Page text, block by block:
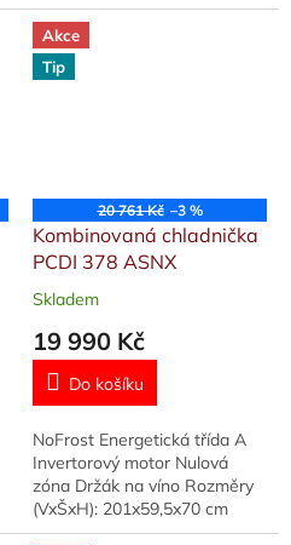
Spotřebič je
v Nofrost provedení s
nejoblíbenějšími...
Akce
Tip
20 761 Kč –3 %
Kombinovaná chladnička
PCDI 378 ASNX
Průměrné
produktu
5,0
5
hvězdiček.
Skladem
19 990 Kč
Do košíku
NoFrost Energetická třída A
Invertorový motor Nulová
zóna Držák na víno Rozměry
(VxŠxH): 201x59,5x70 cm